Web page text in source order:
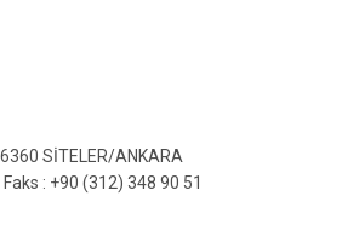
SİTELER/ANKARA
: +90 (312) 348 90 51